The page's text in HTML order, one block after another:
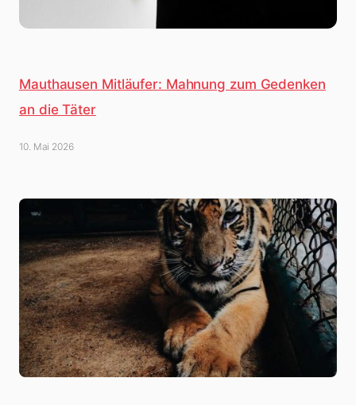
Mauthausen Mitläufer: Mahnung zum Gedenken
an die Täter
10. Mai 2026